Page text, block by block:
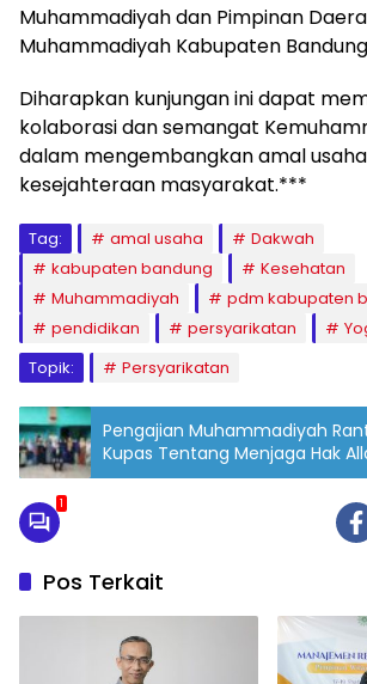
Muhammadiyah dan Pimpinan
Muhammadiyah Kabupaten
Diharapkan kunjungan ini dapat
kolaborasi dan semangat
dalam mengembangkan amal
kesejahteraan masyarakat.***
Tag: amal usaha
Dakwah
kabupaten bandung
Kesehatan
Muhammadiyah
pdm kabupaten
pendidikan
persyarikatan
Topik:
Persyarikatan
Pengajian Muhammadiyah
Kupas Tentang Menjaga Hak
1
Pos Terkait